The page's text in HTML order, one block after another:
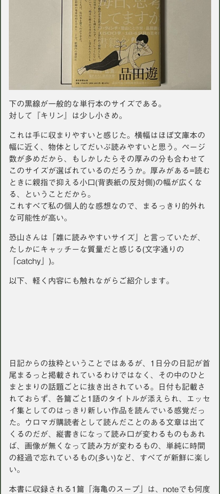
下の黒線が一般的な単行本のサイズである。
対して『キリン』は少し小さめ。
これは手に収まりやすいと感じた。横幅はほぼ文庫本の
幅に近く、物体としてだいぶ読みやすいと思う。ページ
数が多めだから、もしかしたらその厚みの分も合わせて
このサイズが選ばれているのだろうか。厚みがある=読む
ときに親指で抑える小口(背表紙の反対側)の幅が広くな
る、ということだから。
これすべて私の個人的な感想なので、まるっきり的外れ
な可能性が高い。
恐山さんは「雑に読みやすいサイズ」と言っていたが、
たしかにキャッチーな質量だと感じる(文字通りの
「catchy」)。
以下、軽く内容にも触れながらご紹介します。
日記からの抜粋ということではあるが、1日分の日記が首
尾まるっと掲載されているわけではなく、その中のひと
まとまりの話題ごとに抜き出されている。日付も記載さ
れておらず、各篇ごと1語のタイトルが添えられ、エッセ
イ集としてのはっきり新しい作品を読んでいる感覚だっ
た。ウロマガ購読者として読んだことのある文章は出て
くるのだが、縦書きになって読み口が変わるものもあれ
ば、画像が無くなって読み方が変わるもの、単純に時間
の経過で忘れているもの(多い)など、すべてが新鮮に楽し
い。
本書に収録される1篇「海亀のスープ」は、noteでも何度